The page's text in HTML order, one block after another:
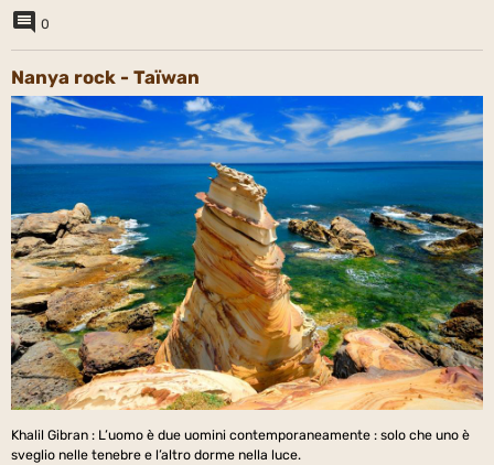
0
Nanya rock - Taïwan
Khalil Gibran : L’uomo è due uomini contemporaneamente : solo che uno è
sveglio nelle tenebre e l’altro dorme nella luce.